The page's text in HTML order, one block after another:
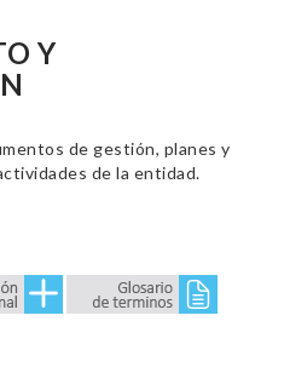
Y
de gestión, planes y
de la entidad.